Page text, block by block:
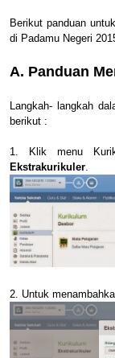
Berikut panduan
di Padamu Negeri
A. Panduan
Langkah- langkah
berikut :
1. Klik menu
Ekstrakurikuler.
2. Untuk